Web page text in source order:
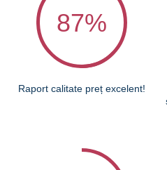
87%
Raport calitate preț excelent!